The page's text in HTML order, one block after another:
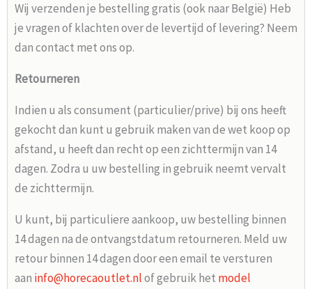
Wij verzenden je bestelling gratis (ook naar België) Heb
je vragen of klachten over de levertijd of levering? Neem
dan contact met ons op.
Retourneren
Indien u als consument (particulier/prive) bij ons heeft
gekocht dan kunt u gebruik maken van de wet koop op
afstand, u heeft dan recht op een zichttermijn van 14
dagen. Zodra u uw bestelling in gebruik neemt vervalt
de zichttermijn.
U kunt, bij particuliere aankoop, uw bestelling binnen
14 dagen na de ontvangstdatum retourneren. Meld uw
retour binnen 14 dagen door een email te versturen
aan info@horecaoutlet.nlof gebruik het model